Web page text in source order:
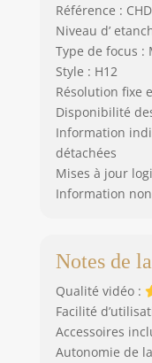
Référence :
Niveau d’
Type de focus
Style : H12
Résolution fixe
Disponibilité
Information
détachées
Mises à jour
Information
Notes de
Qualité vidéo :
Facilité
Accessoires
Autonomie de